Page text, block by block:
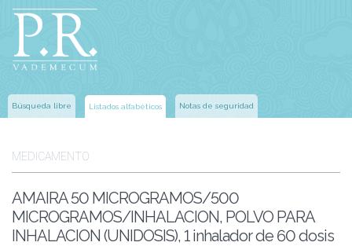
Búsqueda libre Listados alfabéticos Notas de seguridad
MEDICAMENTO
AMAIRA 50 MICROGRAMOS/500
MICROGRAMOS/INHALACION, POLVO PARA
INHALACION (UNIDOSIS), 1 inhalador de 60 dosis